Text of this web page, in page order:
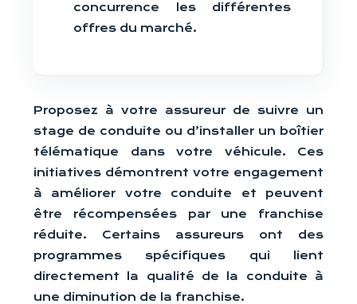
concurrence les différentes
offres du marché.
Proposez à votre assureur de suivre un
stage de conduite ou d’installer un boîtier
télématique dans votre véhicule. Ces
initiatives démontrent votre engagement
à améliorer votre conduite et peuvent
être récompensées par une franchise
réduite. Certains assureurs ont des
programmes spécifiques qui lient
directement la qualité de la conduite à
une diminution de la franchise.